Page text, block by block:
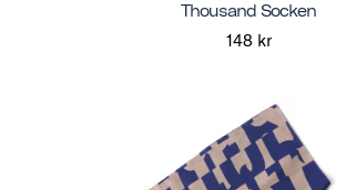
Thousand Socken
148 kr